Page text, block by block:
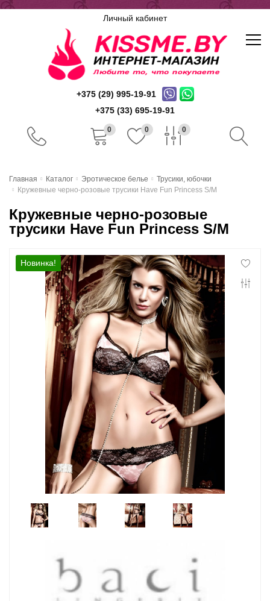
Личный кабинет
+375 (29) 995-19-91
+375 (33) 695-19-91
0 0 0
Доставка и оплата
Контакты
Конфиденциальность
Гарантии и возврат
Беспроцентная рассрочка
Главная Каталог Эротическое белье
Трусики, юбочки
Кружевные черно-розовые трусики Have Fun Princess S/M
Кружевные черно-розовые
трусики Have Fun Princess S/M
Новинка!